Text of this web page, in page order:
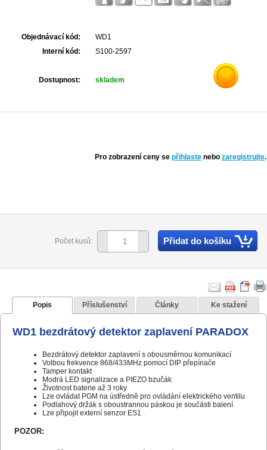
Objednávací kód:
WD1
Interní kód:
S100-2597
Dostupnost: skladem
Pro zobrazení ceny se přihlaste nebo zaregistrujte.
Počet kusů: Přidat do košíku
Popis Příslušenství Články Ke stažení
WD1 bezdrátový detektor zaplavení PARADOX
Bezdrátový detektor zaplavení s obousměrnou komunikací
Volbou frekvence 868/433MHz pomocí DIP přepínače
Tamper kontakt
Modrá LED signalizace a PIEZO bzučák
Životnost baterie až 3 roky
Lze ovládat PGM na ústředně pro ovládání elektrického ventilu
Podlahový držák s oboustrannou páskou je součásti balení
Lze připojit externí senzor ES1
POZOR: